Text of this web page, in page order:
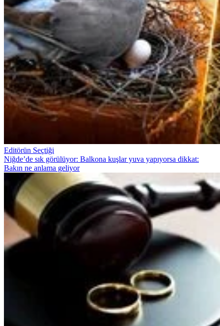
Editörün Seçtiği
Niğde’de sık görülüyor: Balkona kuşlar yuva yapıyorsa dikkat:
Bakın ne anlama geliyor